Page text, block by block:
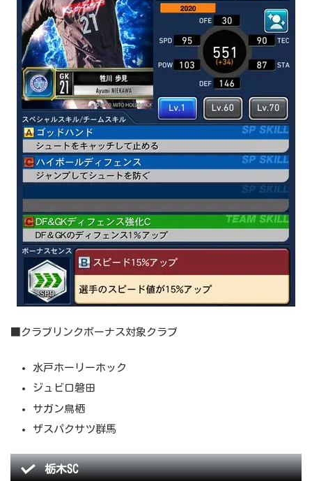
■クラブリンクボーナス対象クラブ
水戸ホーリーホック
ジュビロ磐田
サガン鳥栖
ザスパクサツ群馬
栃木SC